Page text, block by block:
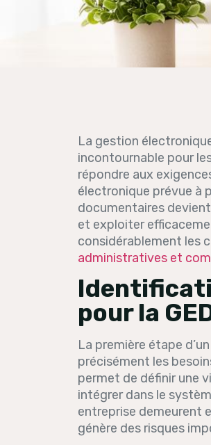
La gestion
incontournable pour
répondre aux
électronique prévue à
documentaires
et exploiter
considérablement les
administratives et
pour la
La première étape
précisément les
permet de définir une
intégrer dans le
entreprise demeurent
génère des risques